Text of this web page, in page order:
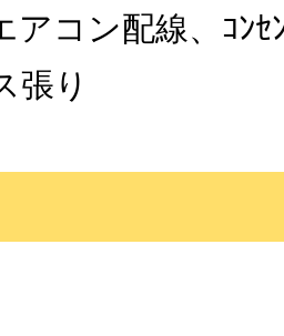
アコン配線、ｺﾝ
張り